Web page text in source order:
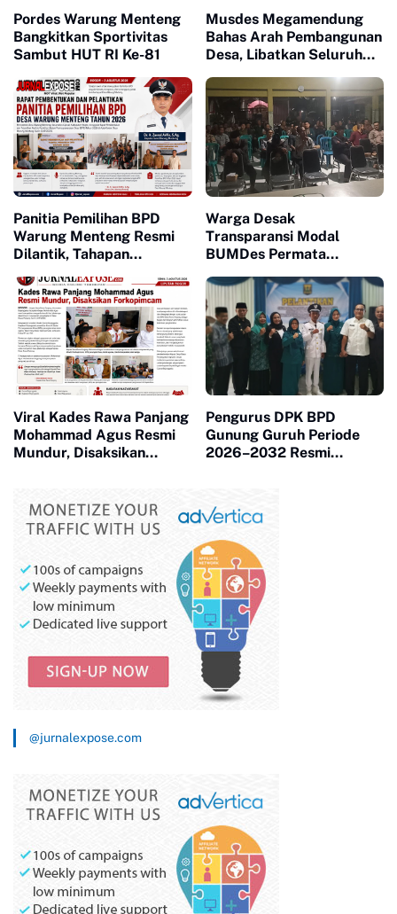
Pordes Warung Menteng
Bangkitkan Sportivitas
Sambut HUT RI Ke-81
Musdes Megamendung
Bahas Arah Pembangunan
Desa, Libatkan Seluruh
Panitia Pemilihan BPD
Warung Menteng Resmi
Dilantik, Tahapan
Warga Desak
Transparansi Modal
BUMDes Permata
Viral Kades Rawa Panjang
Mohammad Agus Resmi
Mundur, Disaksikan
Pengurus DPK BPD
Gunung Guruh Periode
2026–2032 Resmi
@jurnalexpose.com